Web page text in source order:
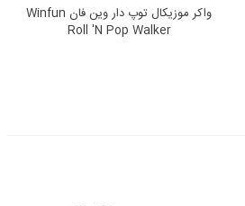
واکر موزیکال توپ دار وین فان Winfun
Roll 'N Pop Walker